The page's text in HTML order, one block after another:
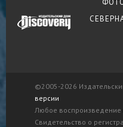
©2005-2026
версии
Любое воспроизведение
Свидетельство о